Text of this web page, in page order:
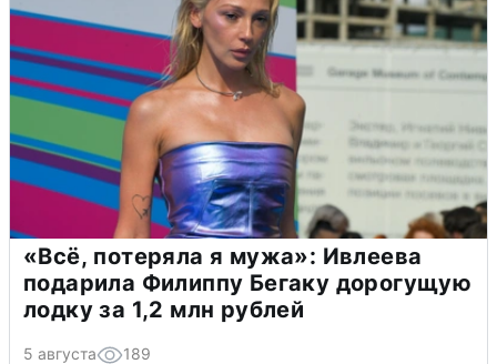
«Всё, потеряла я мужа»: Ивлеева
подарила Филиппу Бегаку дорогущую
лодку за 1,2 млн рублей
5 августа 189